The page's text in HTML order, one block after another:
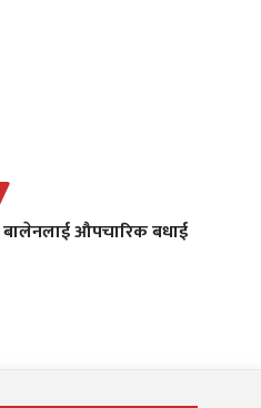
बालेनलाई औपचारिक बधाई